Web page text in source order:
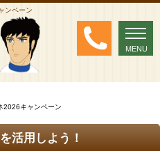
ンペーン
MENU
2026キャンペーン
活用しよう！
MENU